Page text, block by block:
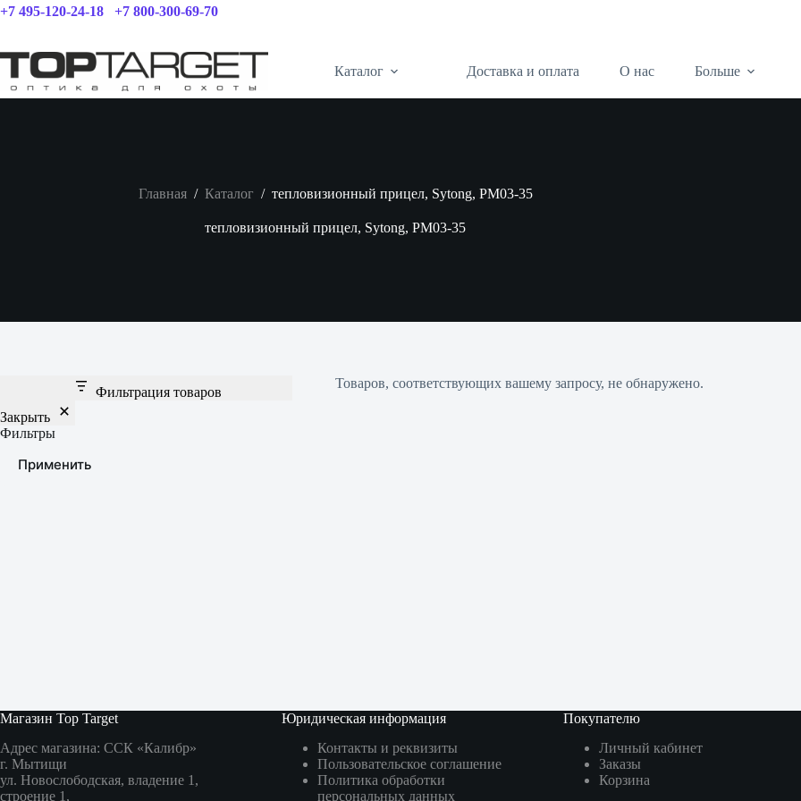
Перейти
+7 495-120-24-18 +7 800-300-69-70
Каталог Доставка и оплата О нас Больше
Главная / Каталог / тепловизионный прицел, Sytong, PM03-35
тепловизионный прицел, Sytong, PM03-35
Товаров, соответствующих вашему запросу, не обнаружено.
Фильтрация товаров
Закрыть
Фильтры
Применить
Магазин Top Target
Адрес магазина: ССК «Калибр»
г. Мытищи
ул. Новослободская, владение 1,
строение 1,
Юридическая информация
Контакты и реквизиты
Пользовательское соглашение
Политика обработки
персональных данных
Покупателю
Личный кабинет
Заказы
Корзина